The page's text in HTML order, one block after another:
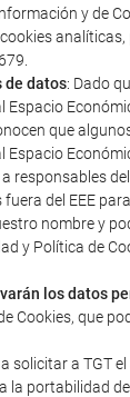
y de
de datos: Dado
Espacio
que
Espacio
responsables
del EEE
nombre y
y Política de
los datos
Cookies, que
solicitar a TGT
la portabilidad